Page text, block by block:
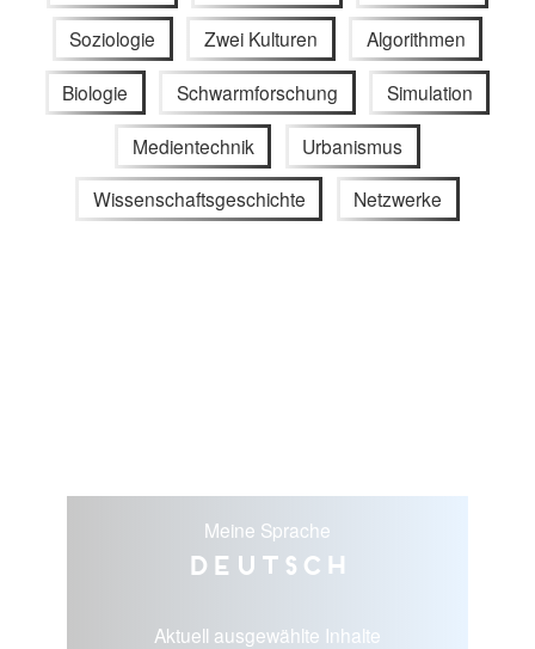
Soziologie Zwei Kulturen Algorithmen
Biologie Schwarmforschung Simulation
Medientechnik Urbanismus
Wissenschaftsgeschichte Netzwerke
Meine Sprache
Deutsch
Aktuell ausgewählte Inhalte